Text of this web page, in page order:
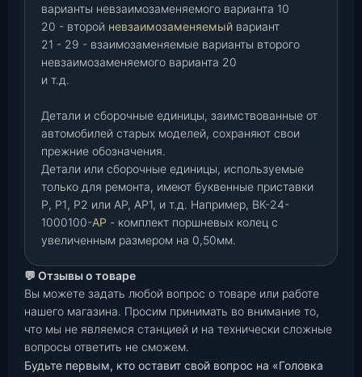
варианты невзаимозаменяемого варианта 10
20 - второй невзаимозаменяемый вариант
21 - 29 - взаимозаменяемые варианты второго
невзаимозаменяемого варианта 20
и т.д.
Детали и сборочные единицы, заимствованные от
автомобилей старых моделей, сохраняют свои
прежние обозначения.
Детали или сборочные единицы, используемые
только для ремонта, имеют буквенные приставки
Р, Р1, Р2 или АР, АР1, и т.д. Например, ВК-24-
1000100-АР - комплект поршневых колец с
увеличенным размером на 0,50мм.
💬 Отзывы о товаре
Вы можете задать любой вопрос о товаре или работе
нашего магазина. Просим принимать во внимание то,
что мы не являемся станцией и на технически сложные
вопросы ответить не сможем.
Будьте первым, кто оставит свой вопрос на «Головка